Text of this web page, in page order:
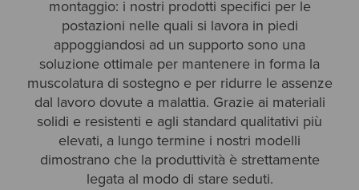
montaggio: i nostri prodotti specifici per le
postazioni nelle quali si lavora in piedi
appoggiandosi ad un supporto sono una
soluzione ottimale per mantenere in forma la
muscolatura di sostegno e per ridurre le assenze
dal lavoro dovute a malattia. Grazie ai materiali
solidi e resistenti e agli standard qualitativi più
elevati, a lungo termine i nostri modelli
dimostrano che la produttività è strettamente
legata al modo di stare seduti.